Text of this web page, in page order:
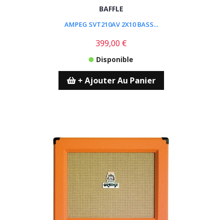
BAFFLE
AMPEG SVT210AV 2X10 BASS...
399,00 €
Disponible
+ Ajouter Au Panier